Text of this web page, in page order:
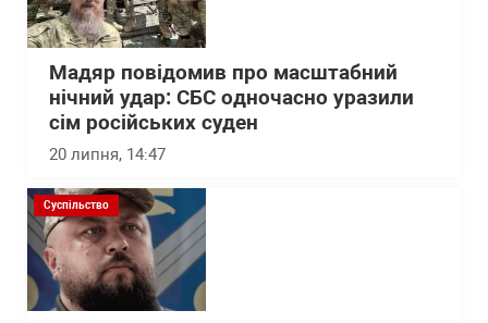
Мадяр повідомив про масштабний
нічний удар: СБС одночасно уразили
сім російських суден
20 липня, 14:47
Суспільство